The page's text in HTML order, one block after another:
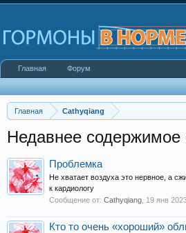
Главная Cathyqiang
Недавнее содержимое
Проблемка
Не хватает воздуха это нервное, а
к кардиологу
Сообщение от: Cathyqiang 19 янв
Кто то очень «хороший»
Главная Форум